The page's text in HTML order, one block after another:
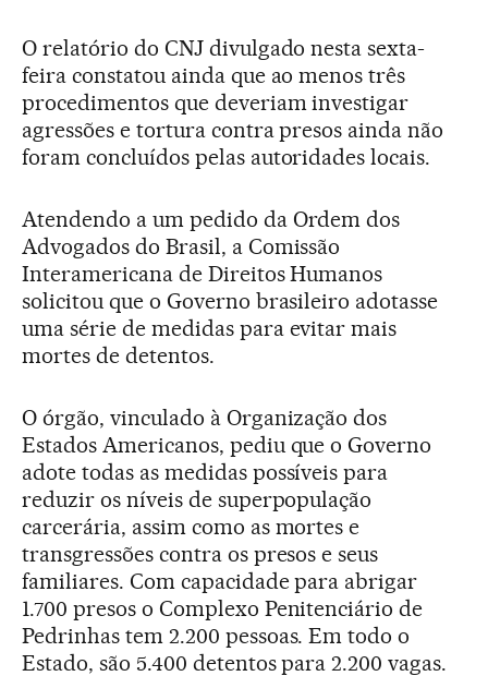
O relatório do CNJ divulgado nesta sexta-
feira constatou ainda que ao menos três
procedimentos que deveriam investigar
agressões e tortura contra presos ainda não
foram concluídos pelas autoridades locais.
Atendendo a um pedido da Ordem dos
Advogados do Brasil, a Comissão
Interamericana de Direitos Humanos
solicitou que o Governo brasileiro adotasse
uma série de medidas para evitar mais
mortes de detentos.
O órgão, vinculado à Organização dos
Estados Americanos, pediu que o Governo
adote todas as medidas possíveis para
reduzir os níveis de superpopulação
carcerária, assim como as mortes e
transgressões contra os presos e seus
familiares. Com capacidade para abrigar
1.700 presos o Complexo Penitenciário de
Pedrinhas tem 2.200 pessoas. Em todo o
Estado, são 5.400 detentos para 2.200 vagas.